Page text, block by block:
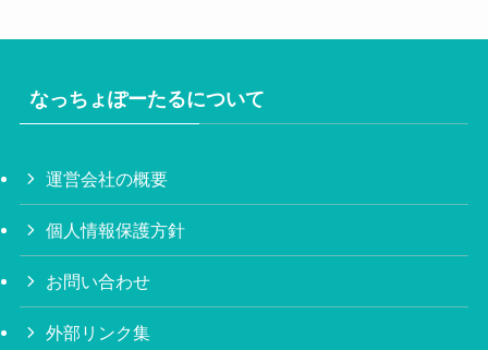
なっちょぽーたるについて
運営会社の概要
個人情報保護方針
お問い合わせ
外部リンク集